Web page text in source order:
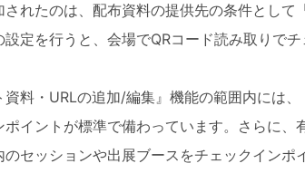
されたのは、配布資料の提供先の条件とし
設定を行うと、会場でQRコード読み取りで
資料・URLの追加/編集』機能の範囲内には
ポイントが標準で備わっています。さらに、
のセッションや出展ブースをチェックイン